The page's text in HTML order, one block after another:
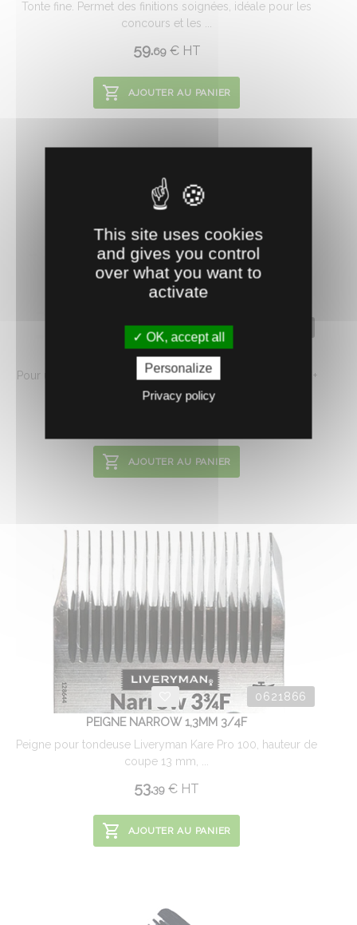
Tonte fine. Permet des finitions soignées, idéale pour les
concours et les ...
59.69 €HT
AJOUTER AU PANIER
PEIGNE LISTER CHEVAUX A2/AC
Pour une tonte standard 2,5 mm. Jeu complet (peigne 35 +
contre peigne 15 dents).
AJOUTER AU PANIER
0621866
PEIGNE NARROW 1,3MM 3/4F
Peigne pour tondeuse Liveryman Kare Pro 100, hauteur de
coupe 13 mm, ...
53.39 € HT
AJOUTER AU PANIER
This site uses cookies
and gives you control
over what you want to
activate
OK, accept all
Personalize
Privacy policy